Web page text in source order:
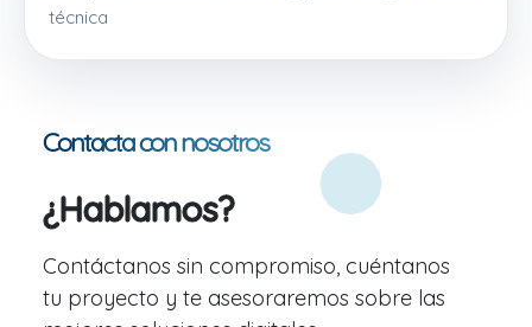
técnica
Contacta con nosotros
¿Hablamos?
Contáctanos sin compromiso, cuéntanos
tu proyecto y te asesoraremos sobre las